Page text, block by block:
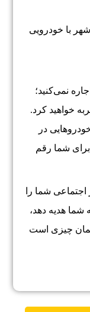
شهر با خودرویی
نمی‌کنید؛
خواهید کرد.
در
شما رقم
اجتماعی شما را
شما هدیه دهد،
چیزی است